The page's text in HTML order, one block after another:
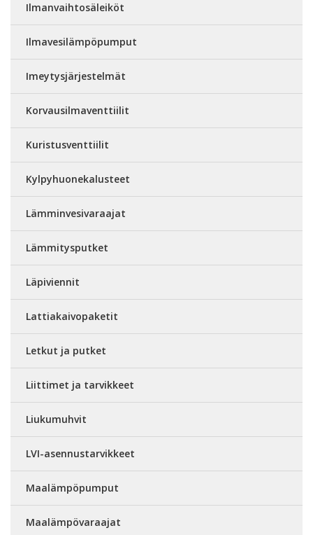
Ilmanvaihtosäleiköt
Ilmavesilämpöpumput
Imeytysjärjestelmät
Korvausilmaventtiilit
Kuristusventtiilit
Kylpyhuonekalusteet
Lämminvesivaraajat
Lämmitysputket
Läpiviennit
Lattiakaivopaketit
Letkut ja putket
Liittimet ja tarvikkeet
Liukumuhvit
LVI-asennustarvikkeet
Maalämpöpumput
Maalämpövaraajat